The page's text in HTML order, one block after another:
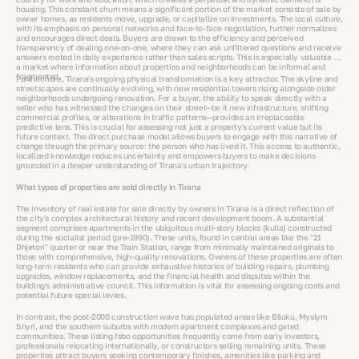
housing. This constant churn means a significant portion of the market consists of sale by
owner homes, as residents move, upgrade, or capitalize on investments. The local culture,
with its emphasis on personal networks and face-to-face negotiation, further normalizes
and encourages direct deals. Buyers are drawn to the efficiency and perceived
transparency of dealing one-on-one, where they can ask unfiltered questions and receive
answers rooted in daily experience rather than sales scripts. This is especially valuable in
a market where information about properties and neighborhoods can be informal and
fragmented.
Furthermore, Tirana's ongoing physical transformation is a key attractor. The skyline and
streetscapes are continually evolving, with new residential towers rising alongside older
neighborhoods undergoing renovation. For a buyer, the ability to speak directly with a
seller who has witnessed the changes on their street—be it new infrastructure, shifting
commercial profiles, or alterations in traffic patterns—provides an irreplaceable
predictive lens. This is crucial for assessing not just a property's current value but its
future context. The direct purchase model allows buyers to engage with this narrative of
change through the primary source: the person who has lived it. This access to authentic,
localized knowledge reduces uncertainty and empowers buyers to make decisions
grounded in a deeper understanding of Tirana's urban trajectory.
What types of properties are sold directly in Tirana
The inventory of real estate for sale directly by owners in Tirana is a direct reflection of
the city's complex architectural history and recent development boom. A substantial
segment comprises apartments in the ubiquitous multi-story blocks (kulla) constructed
during the socialist period (pre-1990). These units, found in central areas like the "21
Dhjetori" quarter or near the Train Station, range from minimally maintained originals to
those with comprehensive, high-quality renovations. Owners of these properties are often
long-term residents who can provide exhaustive histories of building repairs, plumbing
upgrades, window replacements, and the financial health and disputes within the
building's administrative council. This information is vital for assessing ongoing costs and
potential future special levies.
In contrast, the post-2000 construction wave has populated areas like Blloku, Myslym
Shyri, and the southern suburbs with modern apartment complexes and gated
communities. These listing fsbo opportunities frequently come from early investors,
professionals relocating internationally, or constructors selling remaining units. These
properties attract buyers seeking contemporary finishes, amenities like parking and